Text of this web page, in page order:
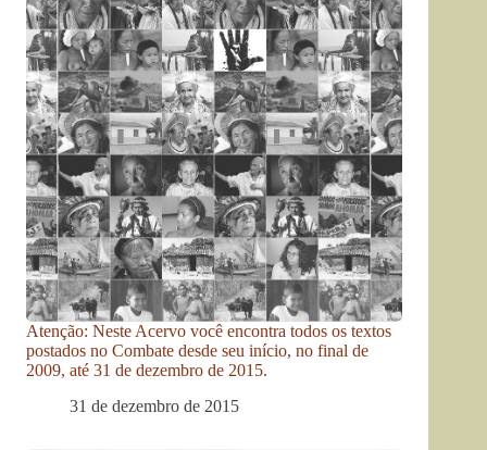
Atenção: Neste Acervo você encontra todos os textos
postados no Combate desde seu início, no final de
2009, até 31 de dezembro de 2015.
31 de dezembro de 2015